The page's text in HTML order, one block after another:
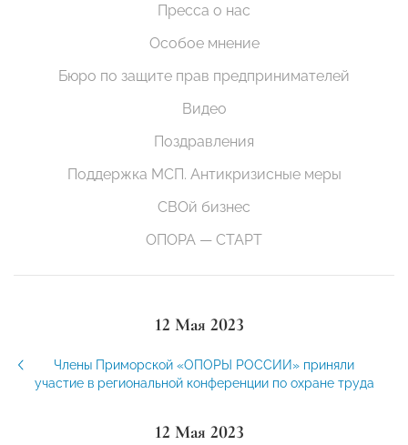
Пресса о нас
Особое мнение
Бюро по защите прав предпринимателей
Видео
Поздравления
Поддержка МСП. Антикризисные меры
СВОй бизнес
ОПОРА — СТАРТ
12 Мая 2023
Члены Приморской «ОПОРЫ РОССИИ» приняли
участие в региональной конференции по охране труда
12 Мая 2023